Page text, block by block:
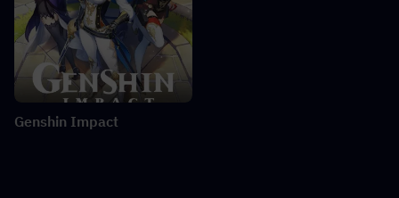
Genshin Impact